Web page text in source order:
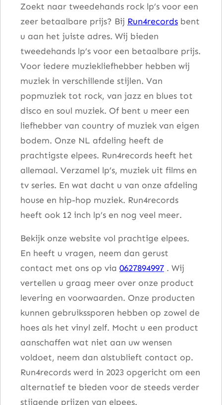
Zoekt naar tweedehands rock lp’s voor een
zeer betaalbare prijs? Bij Run4records bent
u aan het juiste adres. Wij bieden
tweedehands lp’s voor een betaalbare prijs.
Voor iedere muziekliefhebber hebben wij
muziek in verschillende stijlen. Van
popmuziek tot rock, van jazz en blues tot
disco en soul muziek. Of bent u meer een
liefhebber van country of muziek van eigen
bodem. Onze NL afdeling heeft de
prachtigste elpees. Run4records heeft het
allemaal. Verzamel lp’s, muziek uit films en
tv series. En wat dacht u van onze afdeling
house en hip-hop muziek. Run4records
heeft ook 12 inch lp’s en nog veel meer.
Bekijk onze website vol prachtige elpees.
En heeft u vragen, neem dan gerust
contact met ons op via 0627894997 . Wij
vertellen u graag meer over onze product
levering en voorwaarden. Onze producten
kunnen gebruikssporen hebben op zowel de
hoes als het vinyl zelf. Mocht u een product
aanschaffen wat niet aan uw wensen
voldoet, neem dan alstublieft contact op.
Run4records werd in 2023 opgericht om een
alternatief te bieden voor de steeds verder
stijgende prijzen van elpees.